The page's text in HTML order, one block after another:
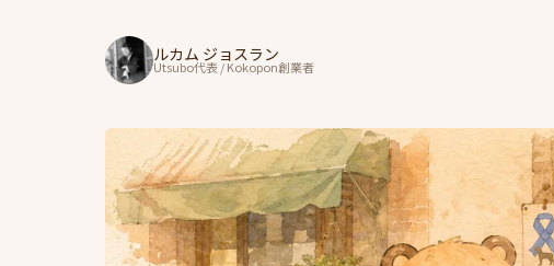
ルカム ジョスラン
Utsubo代表 / Kokopon創業者